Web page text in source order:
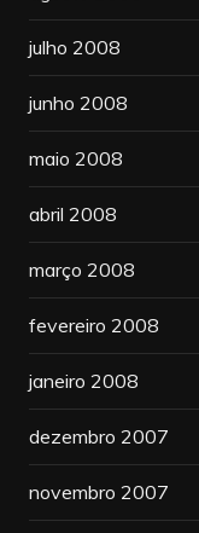
julho 2008
junho 2008
maio 2008
abril 2008
março 2008
fevereiro 2008
janeiro 2008
dezembro 2007
novembro 2007